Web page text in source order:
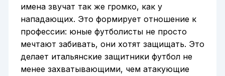
имена звучат так же громко, как у
нападающих. Это формирует отношение к
профессии: юные футболисты не просто
мечтают забивать, они хотят защищать. Это
делает итальянские защитники футбол не
менее захватывающими, чем атакующие